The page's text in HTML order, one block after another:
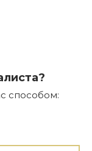
способом: